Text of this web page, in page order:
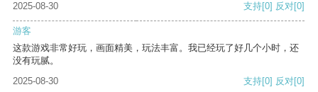
2025-08-30
支持[0] 反对[0]
游客
这款游戏非常好玩，画面精美，玩法丰富。我已经玩了好几个小时，还
没有玩腻。
2025-08-30
支持[0] 反对[0]